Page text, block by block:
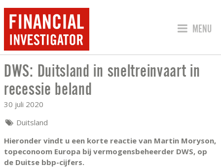
SPRING
MENU
DWS: DUITSLAND IN
DWS: Duitsland in sneltreinvaart in
recessie beland
30 juli 2020
Duitsland
Hieronder vindt u een korte reactie van Martin Moryson,
topeconoom Europa bij vermogensbeheerder DWS, op
de Duitse bbp-cijfers.